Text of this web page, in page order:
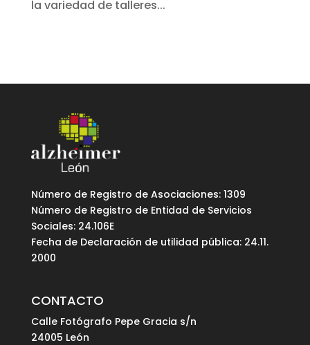
la variedad de talleres...
Número de Registro de Asociaciones: 1309
Número de Registro de Entidad de Servicios
Sociales: 24.106E
Fecha de Declaración de utilidad pública: 24.11.
2000
CONTACTO
Calle Fotógrafo Pepe Gracia s/n
24005 León